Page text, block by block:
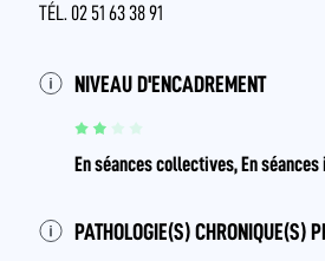
TÉL. 02 51 63 38 91
NIVEAU D'ENCADREMENT
En séances collectives, En
PATHOLOGIE(S) CHRONIQUE(S)